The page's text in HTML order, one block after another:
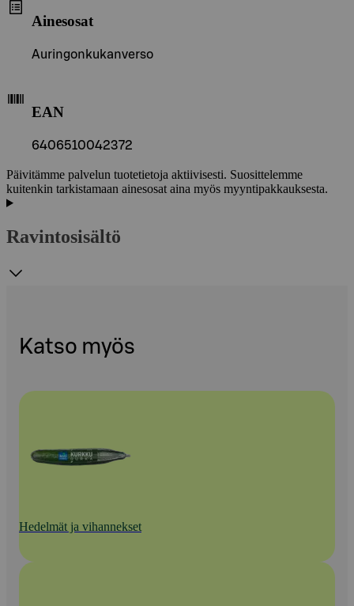
Ainesosat
Auringonkukanverso
EAN
6406510042372
Päivitämme palvelun tuotetietoja aktiivisesti. Suosittelemme
kuitenkin tarkistamaan ainesosat aina myös myyntipakkauksesta.
Ravintosisältö
Katso myös
Hedelmät ja vihannekset